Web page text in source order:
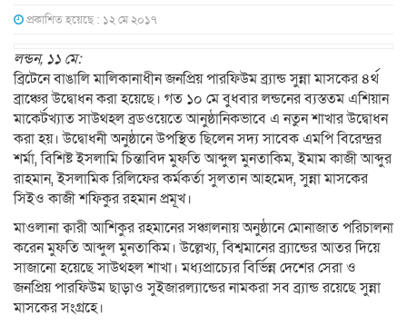
প্রকাশিত হয়েছে : ১২ মে ২০১৭
লন্ডন, ১১ মে:
ব্রিটেনে বাঙালি মালিকানাধীন জনপ্রিয় পারফিউম ব্র্যান্ড সুন্না মাসকের ৪র্থ
ব্রাঞ্চের উদ্বোধন করা হয়েছে। গত ১০ মে বুধবার লন্ডনের ব্যস্ততম এশিয়ান
মাকের্টখ্যাত সাউথহল ব্রডওয়েতে আনুষ্ঠানিকভাবে এ নতুন শাখার উদ্বোধন
করা হয়। উদ্বোধনী অনুষ্ঠানে উপস্থিত ছিলেন সদ্য সাবেক এমপি বিরেন্দ্রর
শর্মা, বিশিষ্ট ইসলামি চিন্তাবিদ মুফতি আব্দুল মুনতাকিম, ইমাম কাজী আব্দুর
রাহমান, ইসলামিক রিলিফের কর্মকর্তা সুলতান আহমেদ, সুন্না মাসকের
সিইও কাজী শফিকুর রহমান প্রমূখ।
মাওলানা ক্বারী আশিকুর রহমানের সঞ্চালনায় অনুষ্ঠানে মোনাজাত পরিচালনা
করেন মুফতি আব্দুল মুনতাকিম। উল্লেখ্য, বিশ্বমানের ব্র্যান্ডের আতর দিয়ে
সাজানো হয়েছে সাউথহল শাখা। মধ্যপ্রাচ্যের বির্ভিন্ন দেশের সেরা ও
জনপ্রিয় পারফিউম ছাড়াও সুইজারল্যান্ডের নামকরা সব ব্র্যান্ড রয়েছে সুন্না
মাসকের সংগ্রহে।